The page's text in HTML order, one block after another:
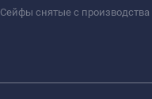
Сейфы снятые с производства